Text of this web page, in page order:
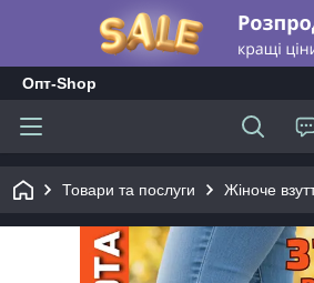
Опт-Shop
Товари та послуги Жіноче